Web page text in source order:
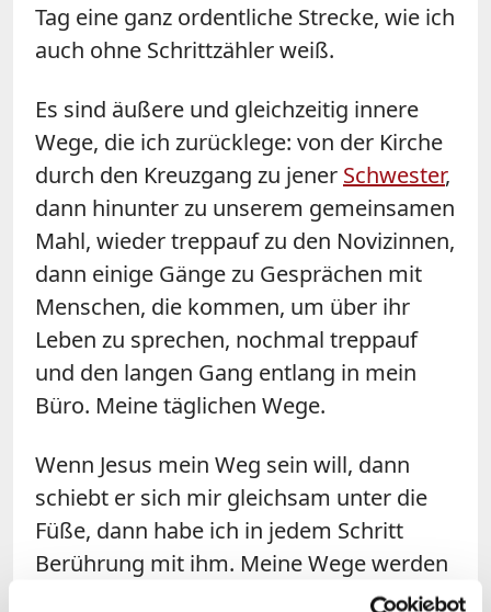
Tag eine ganz ordentliche Strecke, wie ich
auch ohne Schrittzähler weiß.
Es sind äußere und gleichzeitig innere
Wege, die ich zurücklege: von der Kirche
durch den Kreuzgang zu jener Schwester,
dann hinunter zu unserem gemeinsamen
Mahl, wieder treppauf zu den Novizinnen,
dann einige Gänge zu Gesprächen mit
Menschen, die kommen, um über ihr
Leben zu sprechen, nochmal treppauf
und den langen Gang entlang in mein
Büro. Meine täglichen Wege.
Wenn Jesus mein Weg sein will, dann
schiebt er sich mir gleichsam unter die
Füße, dann habe ich in jedem Schritt
Berührung mit ihm. Meine Wege werden
zu seinen Wegen. Er teilt mein Leben in